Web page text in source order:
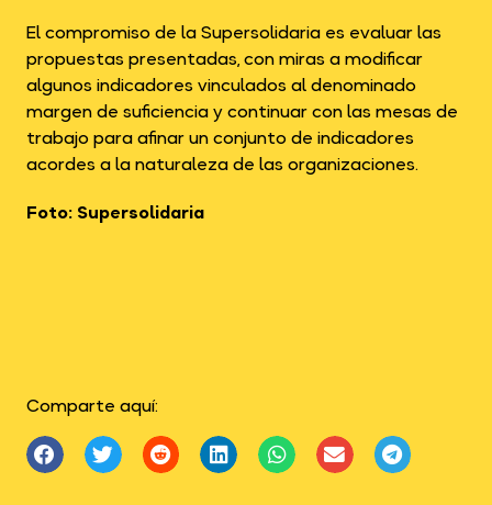
El compromiso de la Supersolidaria es evaluar las
propuestas presentadas, con miras a modificar
algunos indicadores vinculados al denominado
margen de suficiencia y continuar con las mesas de
trabajo para afinar un conjunto de indicadores
acordes a la naturaleza de las organizaciones.
Foto: Supersolidaria
Comparte aquí: